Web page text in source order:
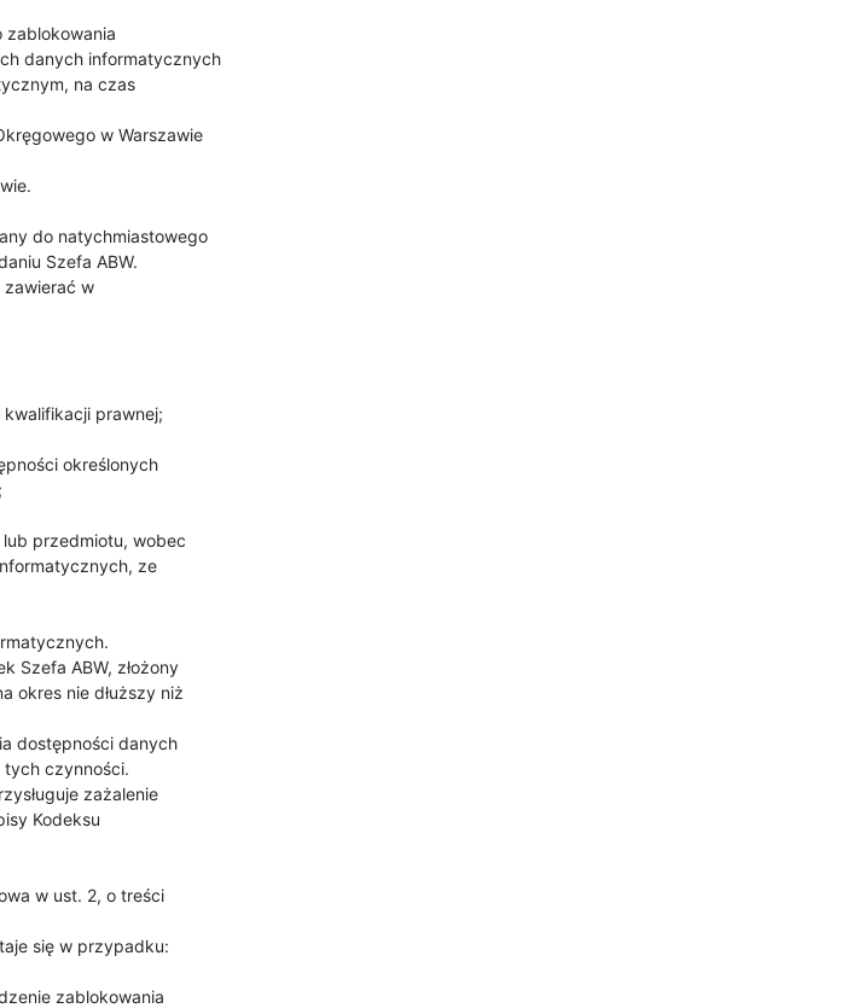
danych informatycznych
na czas
w Warszawie
Szefa ABW.
zawierać w
ze
Szefa ABW, złożony
okres nie dłuższy niż
dostępności danych
tych czynności.
zażalenie
Kodeksu
w ust. 2, o treści
się w przypadku: